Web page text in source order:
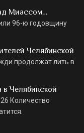
Миассом…
96-ю годовщину
Челябинской
продолжат лить в
в Челябинской
Количество